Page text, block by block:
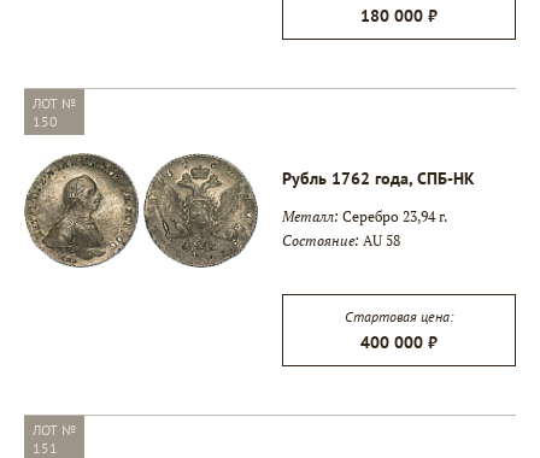
180 000 ₽
ЛОТ №
150
Рубль 1762 года, СПБ-НК
Металл: Серебро 23,94 г.
Состояние: AU 58
Стартовая цена:
400 000 ₽
ЛОТ №
151